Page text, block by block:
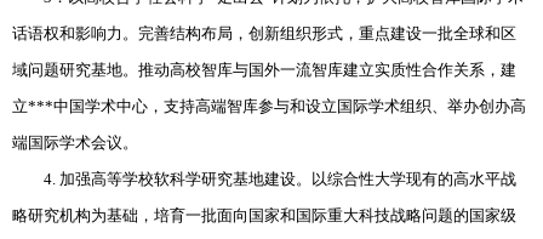
话语权和影响力。完善结构布局，创新组织形式，重点建设一批全球和区
域问题研究基地。推动高校智库与国外一流智库建立实质性合作关系，建
立***中国学术中心，支持高端智库参与和设立国际学术组织、举办创办高
端国际学术会议。
4. 加强高等学校软科学研究基地建设。以综合性大学现有的高水平战
略研究机构为基础，培育一批面向国家和国际重大科技战略问题的国家级